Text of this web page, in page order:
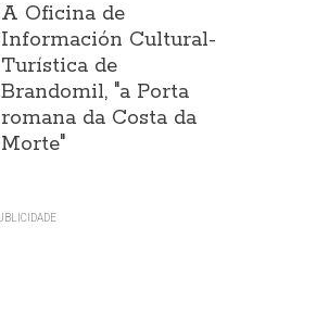
A Oficina de
Información Cultural-
Turística de
Brandomil, "a Porta
romana da Costa da
Morte"